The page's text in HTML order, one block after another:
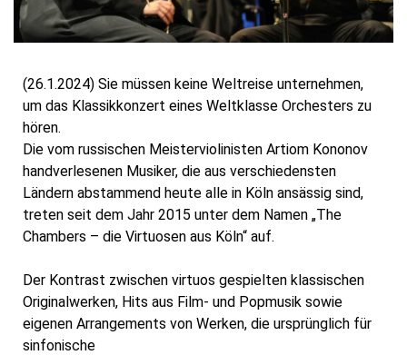
(26.1.2024) Sie müssen keine Weltreise unternehmen,
um das Klassikkonzert eines Weltklasse Orchesters zu
hören.
Die vom russischen Meisterviolinisten Artiom Kononov
handverlesenen Musiker, die aus verschiedensten
Ländern abstammend heute alle in Köln ansässig sind,
treten seit dem Jahr 2015 unter dem Namen „The
Chambers – die Virtuosen aus Köln“ auf.
Der Kontrast zwischen virtuos gespielten klassischen
Originalwerken, Hits aus Film- und Popmusik sowie
eigenen Arrangements von Werken, die ursprünglich für
sinfonische